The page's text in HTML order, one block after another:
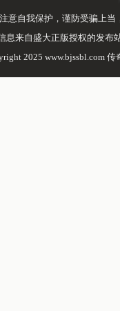
意自我保护，谨防受骗上
息来自盛大正版授权的发
2025 www.bjssbl.com